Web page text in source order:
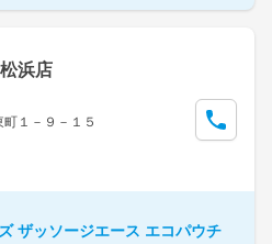
浜店
１－９－１５
ザッソージエース エコパウチ